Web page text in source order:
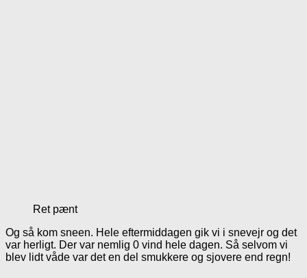
Ret pænt
Og så kom sneen. Hele eftermiddagen gik vi i snevejr og det
var herligt. Der var nemlig 0 vind hele dagen. Så selvom vi
blev lidt våde var det en del smukkere og sjovere end regn!